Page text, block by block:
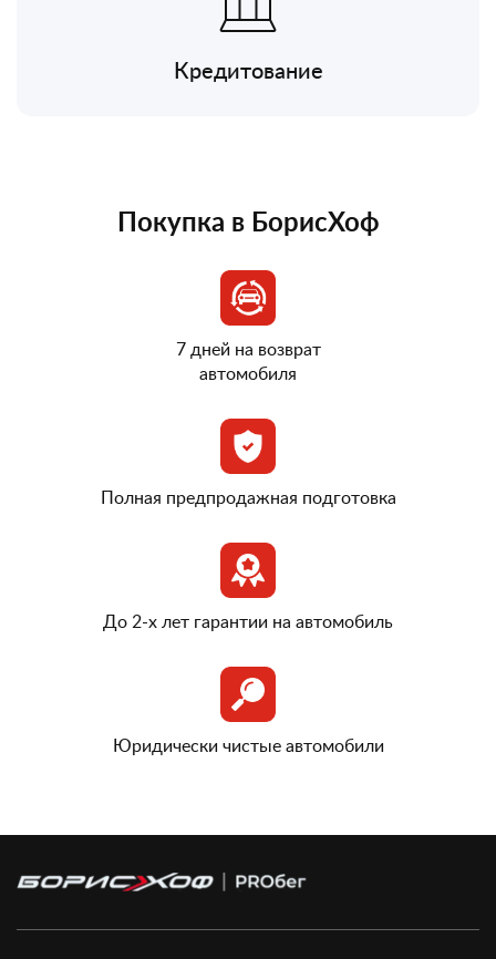
Кредитование
Покупка в БорисХоф
7 дней на возврат
автомобиля
Полная предпродажная подготовка
До 2-х лет гарантии на автомобиль
Юридически чистые автомобили